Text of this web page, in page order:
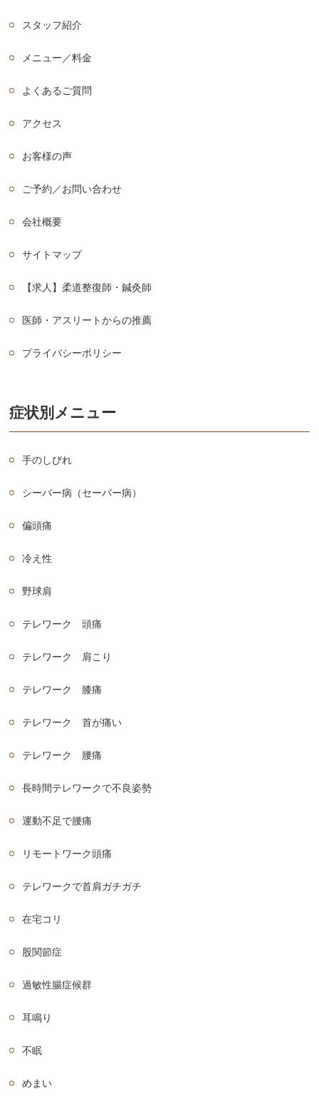
スタッフ紹介
メニュー／料金
よくあるご質問
アクセス
お客様の声
ご予約／お問い合わせ
会社概要
サイトマップ
【求人】柔道整復師・鍼灸師
医師・アスリートからの推薦
プライバシーポリシー
症状別メニュー
手のしびれ
シーバー病（セーバー病）
偏頭痛
冷え性
野球肩
テレワーク 頭痛
テレワーク 肩こり
テレワーク 膝痛
テレワーク 首が痛い
テレワーク 腰痛
長時間テレワークで不良姿勢
運動不足で腰痛
リモートワーク頭痛
テレワークで首肩ガチガチ
在宅コリ
股関節症
過敏性腸症候群
耳鳴り
不眠
めまい